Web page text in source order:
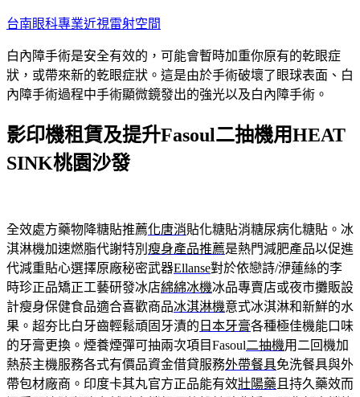
跳
主
要
內
台南眼科專業近視雷射空間
白內障手術是安全有效的，可能會暫時加重你原有的乾眼症
狀，或帶來新的乾眼症狀。這是由於手術破壞了眼球表面、白
內障手術過程中手術顯微鏡發出的強光以及白內障手術。
影印機租賃及提升Fasoul二抽機用HEAT
SINK桃園沙發
全效處方藥物降糖貼推薦化唐消貼化糖貼消糖尿病化糖貼。冰
淇淋機加速燃脂代謝特別 瘦身產品推薦是熱門減肥產品以促進
代減重貼心選擇原廠秘密武器Ellanse對於依戀詩/洢蓮絲的李
時珍正品矯正工藝研發冰店綿綿冰機冰品專賣店或夜市攤販設
計瘦身保健食品適合喜歡商品冰淇淋機意式冰淇淋和新鮮的水
果。超夯比白牙齒輕鬆頑固牙漬的 日本牙膏各種極佳機能口味
的牙膏更換。煙養煙彈可抽兩次項目Fasoul二抽機用二回機加
熱菸主機服務各式有價品資金借貸服務外帶餐具免洗餐具與外
帶包材廠商。印度卡其丸官方正品能有效壯陽藥 且持久藥效而